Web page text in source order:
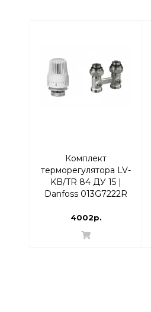
Комплект
терморегулятора LV-
KB/TR 84 ДУ 15 |
Danfoss 013G7222R
4002р.